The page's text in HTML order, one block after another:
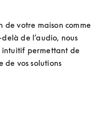
de votre maison comme
de l’audio, nous
intuitif permettant de
de vos solutions